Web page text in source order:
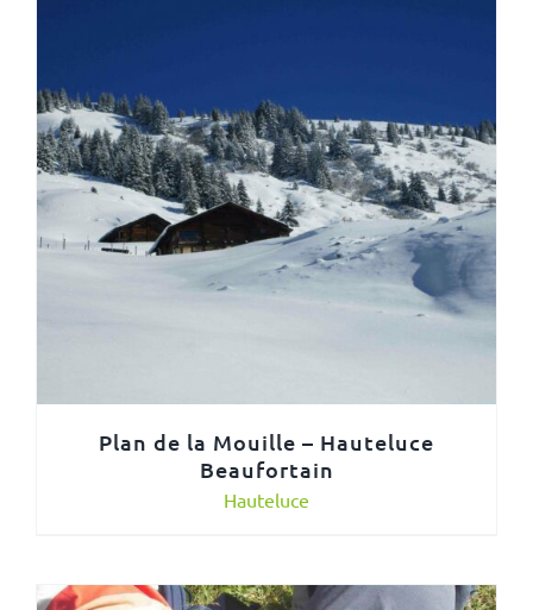
Plan de la Mouille – Hauteluce
Beaufortain
Hauteluce